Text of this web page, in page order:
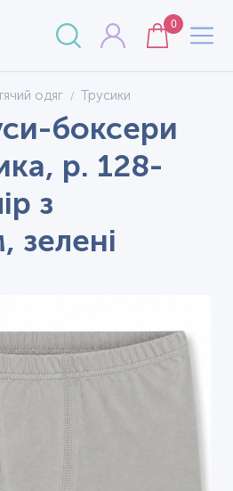
0
одяг Трусики
боксери
р. 128-
з
зелені